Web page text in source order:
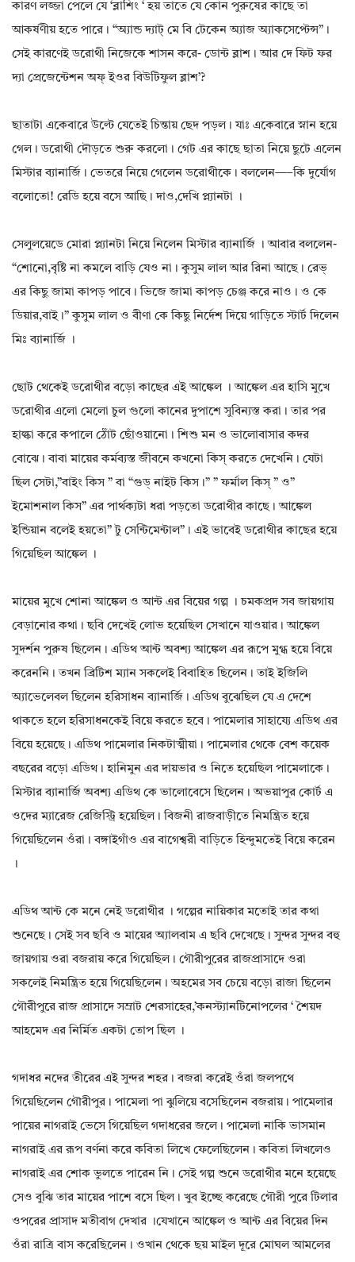
কারণ লজ্জা পেলে যে ‘ব্লাশিং ‘ হয় তাতে যে কোন পুরুষের কাছে তা
আকর্ষণীয় হতে পারে। “অ্যান্ড দ্যাট্ মে বি টেকেন অ্যাজ অ্যাকসেপ্টেন্স”।
সেই কারণেই ডরোথী নিজেকে শাসন করে- ডোন্ট ব্লাশ। আর দে ফিট ফর
দ্যা প্রেজেন্টেশন অফ্ ইওর বিউটিফুল ব্লাশ’?
ছাতাটা একেবারে উল্টে যেতেই চিন্তায় ছেদ পড়ল। যাঃ একেবারে স্নান হয়ে
গেল। ডরোথী দৌড়তে শুরু করলো। গেট এর কাছে ছাতা নিয়ে ছুটে এলেন
মিস্টার ব্যানার্জি। ভেতরে নিয়ে গেলেন ডরোথীকে। বললেন—–কি দুর্যোগ
বলোতো! রেডি হয়ে বসে আছি। দাও,দেখি প্ল্যানটা ।
সেলুলয়েডে মোরা প্ল্যানটা নিয়ে নিলেন মিস্টার ব্যানার্জি । আবার বললেন-
“শোনো,বৃষ্টি না কমলে বাড়ি যেও না। কুসুম লাল আর রিনা আছে। রেভ্
এর কিছু জামা কাপড় পাবে। ভিজে জামা কাপড় চেঞ্জ করে নাও। ও কে
ডিয়ার,বাই।” কুসুম লাল ও বীণা কে কিছু নির্দেশ দিয়ে গাড়িতে স্টার্ট দিলেন
মিঃ ব্যানার্জি ।
ছোট থেকেই ডরোথীর বড়ো কাছের এই আঙ্কেল । আঙ্কেল এর হাসি মুখে
ডরোথীর এলো মেলো চুল গুলো কানের দুপাশে সুবিন্যস্ত করা। তার পর
হাল্কা করে কপালে ঠোঁট ছোঁওয়ানো। শিশু মন ও ভালোবাসার কদর
বোঝে। বাবা মায়ের কর্মব্যস্ত জীবনে কখনো কিস্ করতে দেখেনি। যেটা
ছিল সেটা,”বাইং কিস ” বা “গুড্ নাইট কিস।” ” ফর্মাল কিস্ ” ও”
ইমোশনাল কিস” এর পার্থক্যটা ধরা পড়তো ডরোথীর কাছে। আঙ্কেল
ইন্ডিয়ান বলেই হয়তো” টু সেন্টিমেন্টাল”। এই ভাবেই ডরোথীর কাছের হয়ে
গিয়েছিল আঙ্কেল ।
মায়ের মুখে শোনা আঙ্কেল ও আন্ট এর বিয়ের গল্প । চমকপ্রদ সব জায়গায়
বেড়ানোর কথা। ছবি দেখেই লোভ হয়েছিল সেখানে যাওয়ার। আঙ্কেল
সুদর্শন পুরুষ ছিলেন। এডিথ আন্ট অবশ্য আঙ্কেল এর রূপে মুগ্ধ হয়ে বিয়ে
করেননি। তখন ব্রিটিশ ম্যান সকলেই বিবাহিত ছিলেন। তাই ইজিলি
অ্যাভেলেবল ছিলেন হরিসাধন ব্যানার্জি। এডিথ বুঝেছিল যে এ দেশে
থাকতে হলে হরিসাধনকেই বিয়ে করতে হবে। পামেলার সাহায্যে এডিথ এর
বিয়ে হয়েছে। এডিথ পামেলার নিকটাত্মীয়া। পামেলার থেকে বেশ কয়েক
বছরের বড়ো এডিথ। হানিমুন এর দায়ভার ও নিতে হয়েছিল পামেলাকে।
মিস্টার ব্যানার্জি অবশ্য এডিথ কে ভালোবেসে ছিলেন। অভয়াপুর কোর্ট এ
ওদের ম্যারেজ রেজিস্ট্রি হয়েছিল। বিজনী রাজবাড়ীতে নিমন্ত্রিত হয়ে
গিয়েছিলেন ওঁরা। বঙ্গাইগাঁও এর বাগেশ্বরী বাড়িতে হিন্দুমতেই বিয়ে করেন
।
এডিথ আন্ট কে মনে নেই ডরোথীর । গল্পের নায়িকার মতোই তার কথা
শুনেছে। সেই সব ছবি ও মায়ের অ্যালবাম এ ছবি দেখেছে। সুন্দর সুন্দর বহু
জায়গায় ওরা বজরায় করে গিয়েছিল। গৌরীপুরের রাজপ্রাসাদে ওরা
সকলেই নিমন্ত্রিত হয়ে গিয়েছিলেন। অহমের সব চেয়ে বড়ো রাজা ছিলেন
গৌরীপুরে রাজ প্রাসাদে সম্রাট শেরসাহের,’কনস্ট্যানটিনোপলের ‘ শৈয়দ
আহমেদ এর নির্মিত একটা তোপ ছিল ।
গদাধর নদের তীরের এই সুন্দর শহর। বজরা করেই ওঁরা জলপথে
গিয়েছিলেন গৌরীপুর। পামেলা পা ঝুলিয়ে বসেছিলেন বজরায়। পামেলার
পায়ের নাগরাই ভেসে গিয়েছিল গদাধরের জলে। পামেলা নাকি ভাসমান
নাগরাই এর রূপ বর্ণনা করে কবিতা লিখে ফেলেছিলেন। কবিতা লিখলেও
নাগরাই এর শোক ভুলতে পারেন নি। সেই গল্প শুনে ডরোথীর মনে হয়েছে
সেও বুঝি তার মায়ের পাশে বসে ছিল। খুব ইচ্ছে করেছে গৌরী পুরে টিলার
ওপরের প্রাসাদ মতীবাগ দেখার ।যেখানে আঙ্কেল ও আন্ট এর বিয়ের দিন
ওঁরা রাত্রি বাস করেছিলেন। ওখান থেকে ছয় মাইল দূরে মোঘল আমলের